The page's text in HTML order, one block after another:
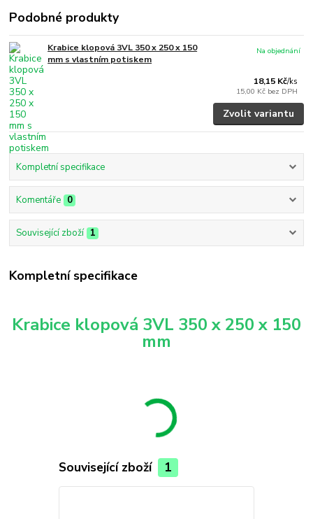
Podobné produkty
Krabice klopová 3VL 350 x 250 x 150
mm s vlastním potiskem
18,15 Kč/ks
15,00 Kč bez DPH
Na objednání
Zvolit variantu
Kompletní specifikace
Komentáře 0
Související zboží 1
Kompletní specifikace
Krabice klopová 3VL 350 x 250 x 150
mm
Související zboží 1